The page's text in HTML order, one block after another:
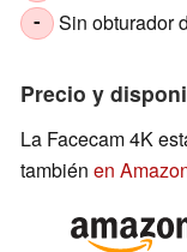
- Sin obturador
Precio y
La Facecam 4K
también en